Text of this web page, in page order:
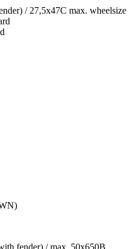
/ 27,5x47C max. wheelsize